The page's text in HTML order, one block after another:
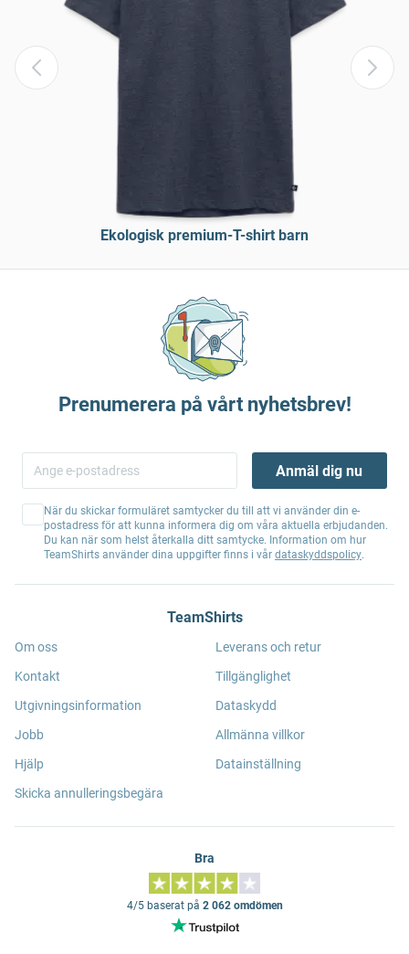
Ekologisk premium-T-shirt barn
Prenumerera på vårt nyhetsbrev!
Anmäl dig nu
När du skickar formuläret samtycker du till att vi använder din e-
postadress för att kunna informera dig om våra aktuella erbjudanden.
Du kan när som helst återkalla ditt samtycke. Information om hur
TeamShirts använder dina uppgifter finns i vår dataskyddspolicy.
TeamShirts
Om oss
Kontakt
Utgivningsinformation
Jobb
Hjälp
Skicka annulleringsbegära
Leverans och retur
Tillgänglighet
Dataskydd
Allmänna villkor
Datainställning
Bra
4/5 baserat på 2 062 omdömen